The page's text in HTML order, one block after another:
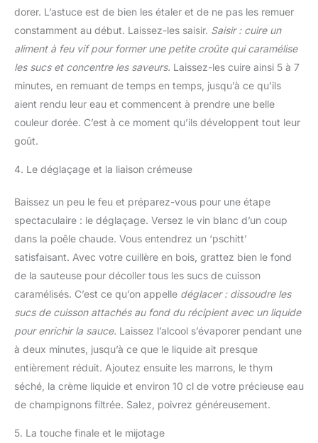
dorer. L’astuce est de bien les étaler et de ne pas les remuer
constamment au début. Laissez-les saisir. Saisir : cuire un
aliment à feu vif pour former une petite croûte qui caramélise
les sucs et concentre les saveurs. Laissez-les cuire ainsi 5 à 7
minutes, en remuant de temps en temps, jusqu’à ce qu’ils
aient rendu leur eau et commencent à prendre une belle
couleur dorée. C’est à ce moment qu’ils développent tout leur
goût.
4. Le déglaçage et la liaison crémeuse
Baissez un peu le feu et préparez-vous pour une étape
spectaculaire : le déglaçage. Versez le vin blanc d’un coup
dans la poêle chaude. Vous entendrez un ‘pschitt’
satisfaisant. Avec votre cuillère en bois, grattez bien le fond
de la sauteuse pour décoller tous les sucs de cuisson
caramélisés. C’est ce qu’on appelle déglacer : dissoudre les
sucs de cuisson attachés au fond du récipient avec un liquide
pour enrichir la sauce. Laissez l’alcool s’évaporer pendant une
à deux minutes, jusqu’à ce que le liquide ait presque
entièrement réduit. Ajoutez ensuite les marrons, le thym
séché, la crème liquide et environ 10 cl de votre précieuse eau
de champignons filtrée. Salez, poivrez généreusement.
5. La touche finale et le mijotage